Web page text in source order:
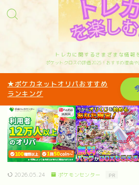
トレカに関するさまざまな情報
サイトマップ
お問い合わせ
カテゴリー
オリパ歴10年トレカと歩んでき
を発信中｜管理人sakiのプロフィ
ポケットクロスの評価2025！おすすめ理由や
★ポケカネットオリパおすすめ
ランキング
2026.05.24 ポケモンセンター PR